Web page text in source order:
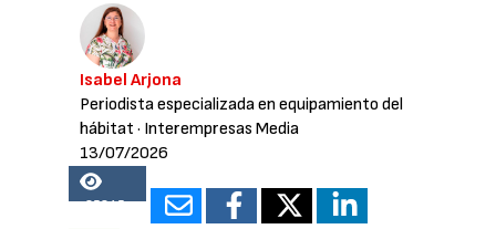
Isabel Arjona
Periodista especializada en equipamiento del
hábitat · Interempresas Media
13/07/2026
25845